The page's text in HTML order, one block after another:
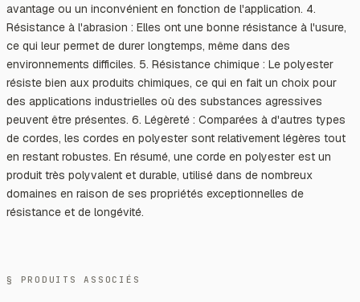
avantage ou un inconvénient en fonction de l'application. 4.
Résistance à l'abrasion : Elles ont une bonne résistance à l'usure,
ce qui leur permet de durer longtemps, même dans des
environnements difficiles. 5. Résistance chimique : Le polyester
résiste bien aux produits chimiques, ce qui en fait un choix pour
des applications industrielles où des substances agressives
peuvent être présentes. 6. Légèreté : Comparées à d'autres types
de cordes, les cordes en polyester sont relativement légères tout
en restant robustes. En résumé, une corde en polyester est un
produit très polyvalent et durable, utilisé dans de nombreux
domaines en raison de ses propriétés exceptionnelles de
résistance et de longévité.
§ PRODUITS ASSOCIÉS